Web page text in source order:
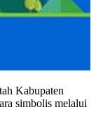
Kabupaten
simbolis melalui